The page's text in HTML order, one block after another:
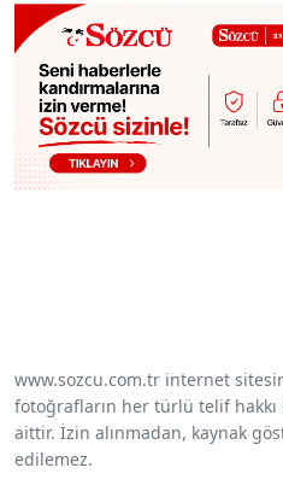
www.sozcu.com.tr internet
fotoğrafların her türlü telif hakkı
aittir. İzin alınmadan, kaynak
edilemez.